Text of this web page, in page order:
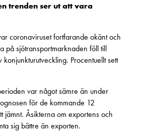
trenden ser ut att vara
coronaviruset fortfarande okänt och
på sjötransportmarknaden föll till
Procentuellt sett
var något sämre än under
för de kommande 12
jämnt. Åsikterna om exportens och
sig bättre än exporten.